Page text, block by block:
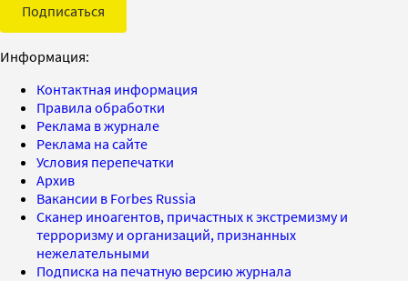
Подписаться
Информация:
Контактная информация
Правила обработки
Реклама в журнале
Реклама на сайте
Условия перепечатки
Архив
Вакансии в Forbes Russia
Сканер иноагентов, причастных к экстремизму и
терроризму и организаций, признанных
нежелательными
Подписка на печатную версию журнала